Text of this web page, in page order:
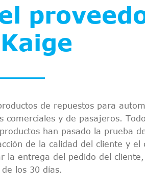
de repuestos para
y de pasajeros.
han pasado la prueba
de la calidad del cliente y
entrega del pedido del
los 30 días.